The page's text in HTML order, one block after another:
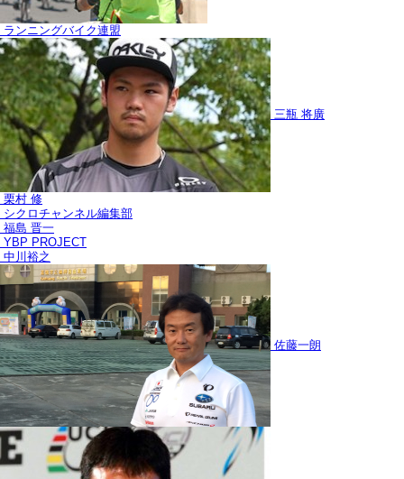
ランニングバイク連盟
三瓶 将廣
栗村 修
シクロチャンネル編集部
福島 晋一
YBP PROJECT
中川裕之
佐藤一朗